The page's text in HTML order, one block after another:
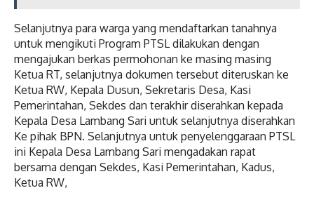
Selanjutnya para warga yang mendaftarkan tanahnya
untuk mengikuti Program PTSL dilakukan dengan
mengajukan berkas permohonan ke masing masing
Ketua RT, selanjutnya dokumen tersebut diteruskan ke
Ketua RW, Kepala Dusun, Sekretaris Desa, Kasi
Pemerintahan, Sekdes dan terakhir diserahkan kepada
Kepala Desa Lambang Sari untuk selanjutnya diserahkan
Ke pihak BPN. Selanjutnya untuk penyelenggaraan PTSL
ini Kepala Desa Lambang Sari mengadakan rapat
bersama dengan Sekdes, Kasi Pemerintahan, Kadus,
Ketua RW,